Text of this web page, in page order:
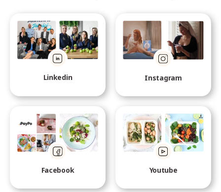
Linkedin Instagram
Facebook Youtube